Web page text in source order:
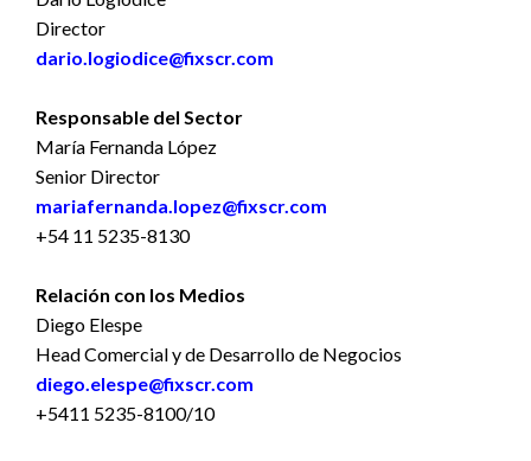
Director
dario.logiodice@fixscr.com
Responsable del Sector
María Fernanda López
Senior Director
mariafernanda.lopez@fixscr.com
+54 11 5235-8130
Relación con los Medios
Diego Elespe
Head Comercial y de Desarrollo de Negocios
diego.elespe@fixscr.com
+5411 5235-8100/10